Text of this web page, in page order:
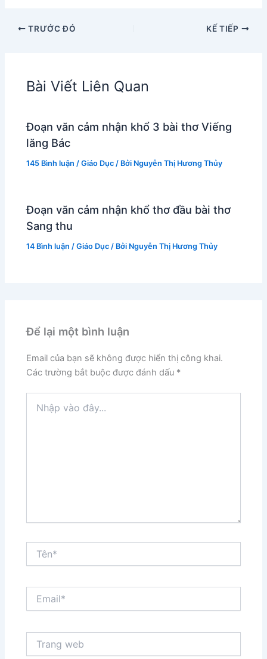
TRƯỚC ĐÓ KẾ TIẾP
Bài Viết Liên Quan
Đoạn văn cảm nhận khổ 3 bài thơ Viếng
lăng Bác
145 Bình luận /Giáo Dục / Bởi Nguyễn Thị Hương Thủy
Đoạn văn cảm nhận khổ thơ đầu bài thơ
Sang thu
14 Bình luận /Giáo Dục / Bởi Nguyễn Thị Hương Thủy
Để lại một bình luận
Email của bạn sẽ không được hiển thị công khai.
Các trường bắt buộc được đánh dấu *
vào
web